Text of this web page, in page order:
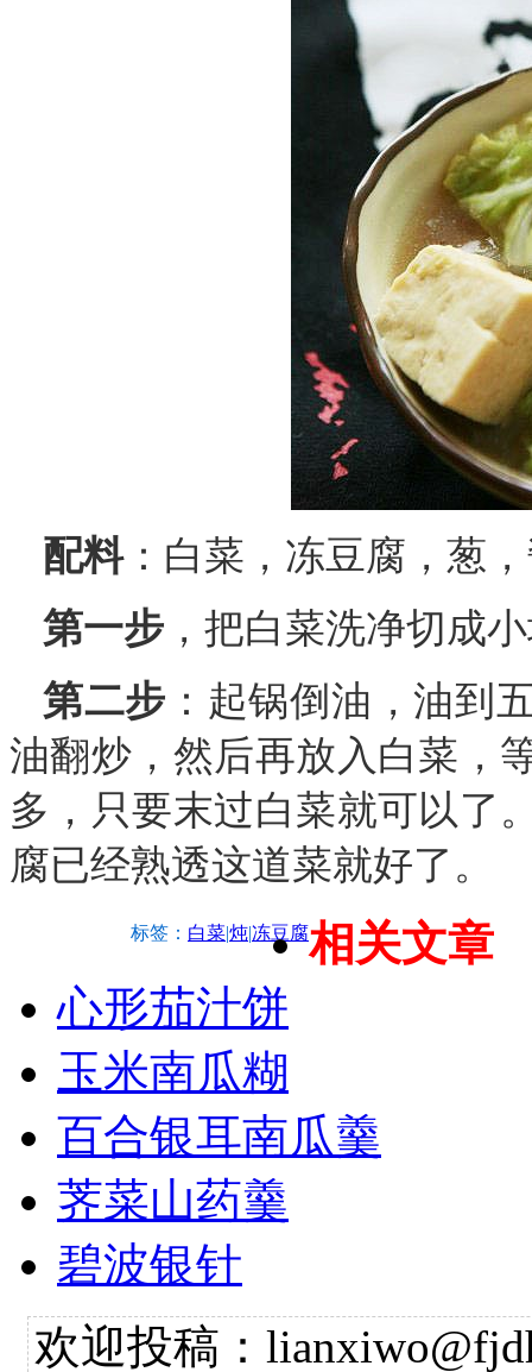
配料：白菜，冻豆腐，葱
第一步 ，把白菜洗净切成
第二步 ：起锅倒油，油到
油翻炒，然后再放入白菜，
多，只要末过白菜就可以了
腐已经熟透这道菜就好了。
标签： 白菜|炖|冻豆腐相关文章
心形茄汁饼
玉米南瓜糊
百合银耳南瓜羹
荠菜山药羹
碧波银针
欢迎投稿：